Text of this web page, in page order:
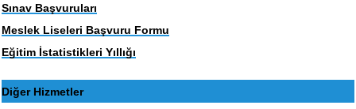
Sınav Başvuruları
Meslek Liseleri Başvuru Formu
Eğitim İstatistikleri Yıllığı
Diğer Hizmetler